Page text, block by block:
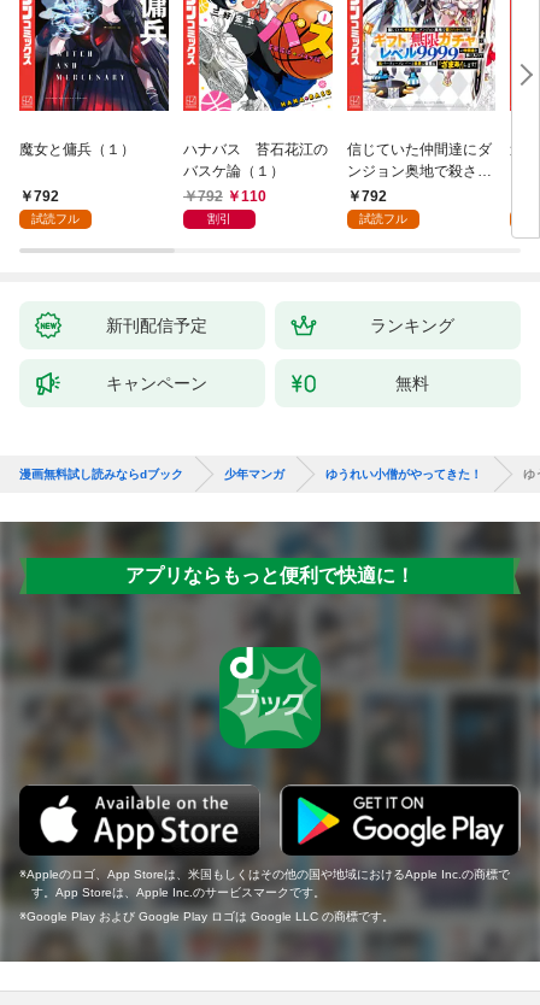
魔女と傭兵（１）
792
試読フル
ハナバス 苔石花江の
バスケ論（１）
792
110
割引
信じていた仲間達にダ
ンジョン奥地で殺され
かけたがギフト『無限
ガチャ』でレベル９９
（１）
792
試読フル
追
強
～
新刊配信予定 ランキング
キャンペーン 無料
漫画無料試し読みならdブック 少年マンガ ゆうれい小僧がやってきた！ ゆ
アプリならもっと便利で快適に！
Appleのロゴ、App Storeは、米国もしくはその他の国や地域におけるApple Inc.の商標で
す。App Storeは、Apple Inc.のサービスマークです。
Google Play および Google Play ロゴは Google LLC の商標です。